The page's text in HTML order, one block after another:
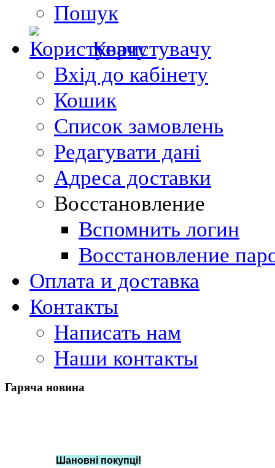
Пошук
Користувачу
Вхід до кабінету
Кошик
Список замовлень
Редагувати дані
Адреса доставки
Восстановление
Вспомнить логин
Восстановление
Оплата и доставка
Контакты
Написать нам
Наши контакты
Гаряча новина
Шановні покупці!